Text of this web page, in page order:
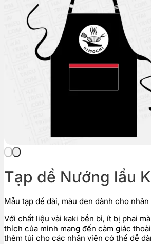
Tạp dề Nướng lẩu
Mẫu tạp dề dài, màu đen dành cho
Với chất liệu vải kaki bền bỉ, ít bị phai
thích của mình mang đến cảm giác
thêm túi cho các nhân viên có thể dễ